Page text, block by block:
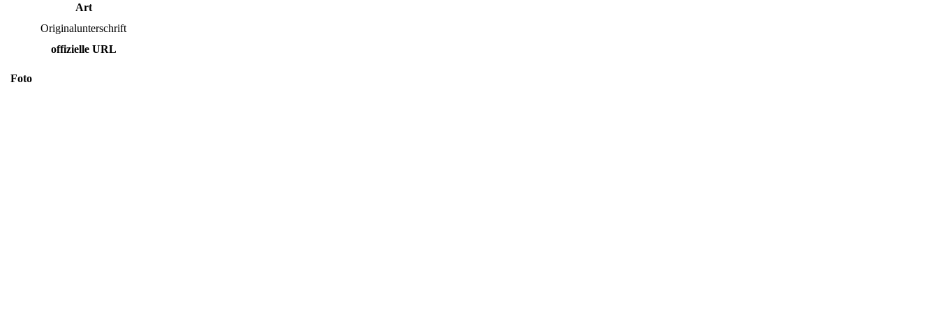
Art
Originalunterschrift
offizielle URL
Foto